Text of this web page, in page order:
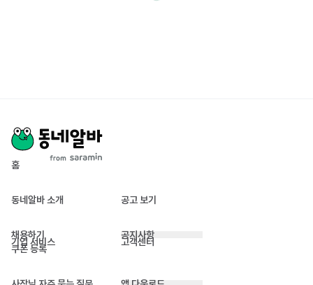
홈
동네알바 소개 공고 보기
채용하기
기업 서비스
쿠폰 등록
공지사항
고객센터